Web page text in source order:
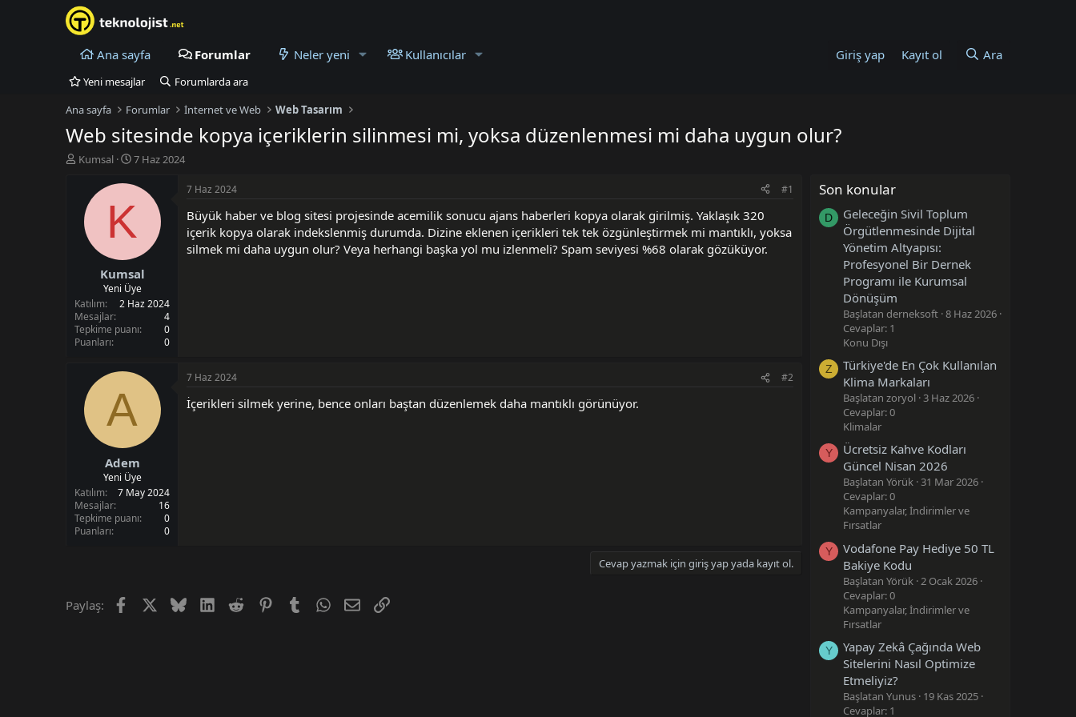
Ana sayfa Forumlar Neler yeni Kullanıcılar Giriş yap Kayıt ol Ara
Yeni mesajlar
Forumlarda ara
Ana sayfa
Forumlar İnternet ve Web Web Tasarım
Web sitesinde kopya içeriklerin silinmesi mi, yoksa düzenlenmesi mi daha uygun olur?
K
a
t
a
n
Kumsal
B
ş
n
ı
ç
t
a
i
7 Haz 2024
K
Kumsal
Yeni Üye
Katılım
2 Haz 2024
Mesajlar
4
Tepkime puanı
0
Puanları
0
7 Haz 2024 #1
Büyük haber ve blog sitesi projesinde acemilik sonucu ajans haberleri kopya olarak girilmiş. Yaklaşık 320
içerik kopya olarak indekslenmiş durumda. Dizine eklenen içerikleri tek tek özgünleştirmek mi mantıklı, yoksa
silmek mi daha uygun olur? Veya herhangi başka yol mu izlenmeli? Spam seviyesi %68 olarak gözüküyor.
A
Adem
Yeni Üye
Katılım
7 May 2024
Mesajlar
16
Tepkime puanı
0
Puanları
0
7 Haz 2024 #2
İçerikleri silmek yerine, bence onları baştan düzenlemek daha mantıklı görünüyor.
Cevap yazmak için giriş yap yada kayıt ol.
Paylaş: FacebookX (Twitter)
BlueskyLinkedInReddit PinterestTumblrWhatsApp
E-postaLink
Son konular
D
Geleceğin Sivil Toplum
Örgütlenmesinde Dijital
Yönetim Altyapısı:
Profesyonel Bir Dernek
Programı ile Kurumsal
Dönüşüm
Başlatan derneksoft 8 Haz 2026
Cevaplar: 1
Konu Dışı
Z
Türkiye'de En Çok Kullanılan
Klima Markaları
Başlatan zoryol 3 Haz 2026
Cevaplar: 0
Klimalar
Y
Ücretsiz Kahve Kodları
Güncel Nisan 2026
Başlatan Yörük 31 Mar 2026
Cevaplar: 0
Kampanyalar, İndirimler ve
Fırsatlar
Y
Vodafone Pay Hediye 50 TL
Bakiye Kodu
Başlatan Yörük 2 Ocak 2026
Cevaplar: 0
Kampanyalar, İndirimler ve
Fırsatlar
Y
Yapay Zekâ Çağında Web
Sitelerini Nasıl Optimize
Etmeliyiz?
Başlatan Yunus 19 Kas 2025
Cevaplar: 1